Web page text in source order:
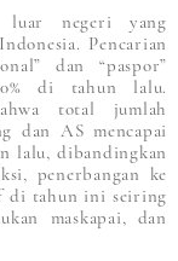
luar negeri yang
Pencarian
dan “paspor”
di tahun lalu.
total jumlah
dan AS mencapai
lalu, dibandingkan
penerbangan ke
di tahun ini seiring
maskapai, dan